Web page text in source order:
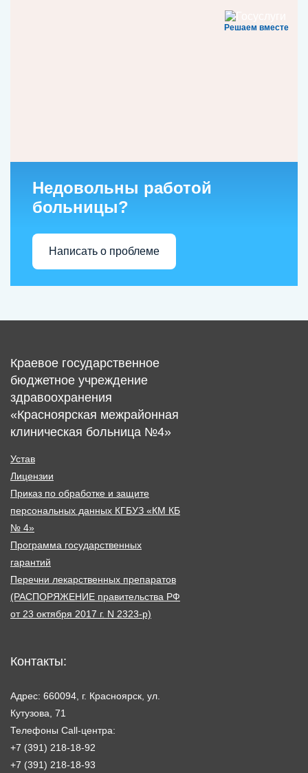
Решаем вместе
Недовольны работой
больницы?
Написать о проблеме
Краевое государственное
бюджетное учреждение
здравоохранения
«Красноярская межрайонная
клиническая больница №4»
Устав
Лицензии
Приказ по обработке и защите
персональных данных КГБУЗ «КМ КБ
№ 4»
Программа государственных
гарантий
Перечни лекарственных препаратов
(РАСПОРЯЖЕНИЕ правительства РФ
от 23 октября 2017 г. N 2323-р)
Контакты:
Адрес: 660094, г. Красноярск, ул.
Кутузова, 71
Телефоны Call-центра:
+7 (391) 218-18-92
+7 (391) 218-18-93